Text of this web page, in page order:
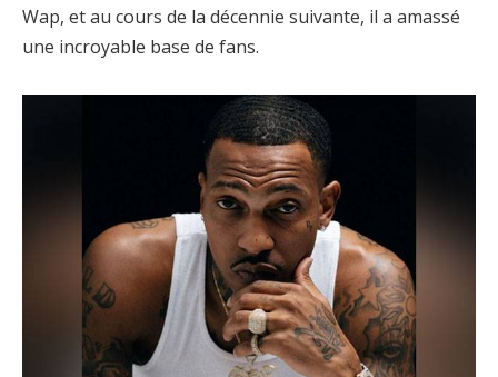
Wap, et au cours de la décennie suivante, il a amassé
une incroyable base de fans.